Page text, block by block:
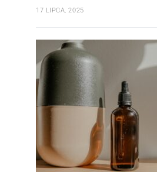
17 LIPCA, 2025